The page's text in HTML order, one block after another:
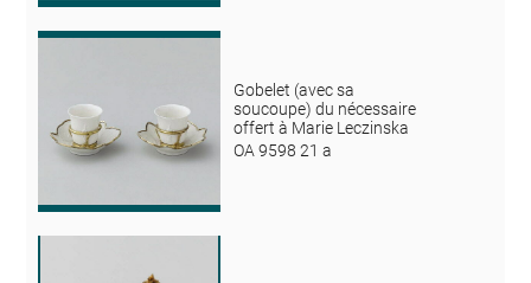
Gobelet (avec sa
soucoupe) du nécessaire
offert à Marie Leczinska
OA 9598 21 a